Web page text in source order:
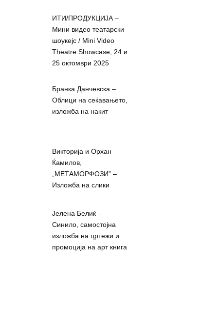
ИТИ/ПРОДУКЦИЈА –
Мини видео театарски
шоукејс / Mini Video
Theatre Showcase, 24 и
25 октомври 2025
Бранка Данчевска –
Облици на сеќавањето,
изложба на накит
Викторија и Орхан
Ќамилов,
„МЕТАМОРФОЗИ” –
Изложба на слики
Јелена Белиќ –
Синило, самостојна
изложба на цртежи и
промоција на арт книга